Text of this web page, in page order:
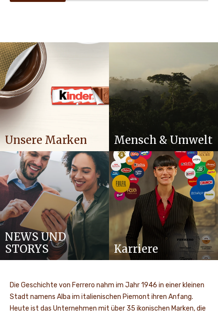
Unsere Marken Mensch & Umwelt
NEWS UND
STORYS
Karriere
Die Geschichte von Ferrero nahm im Jahr 1946 in einer kleinen
Stadt namens Alba im italienischen Piemont ihren Anfang.
Heute ist das Unternehmen mit über 35 ikonischen Marken, die